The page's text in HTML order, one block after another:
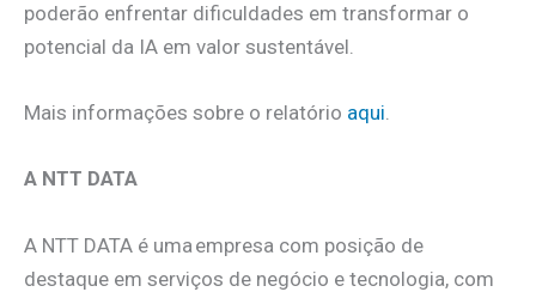
poderão enfrentar dificuldades em transformar o
potencial da IA em valor sustentável.
Mais informações sobre o relatório aqui.
A NTT DATA
A NTT DATA é uma empresa com posição de
destaque em serviços de negócio e tecnologia, com